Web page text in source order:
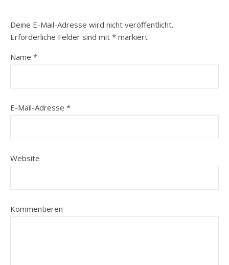
Deine E-Mail-Adresse wird nicht veröffentlicht.
Erforderliche Felder sind mit * markiert
Name *
E-Mail-Adresse *
Website
Kommentieren